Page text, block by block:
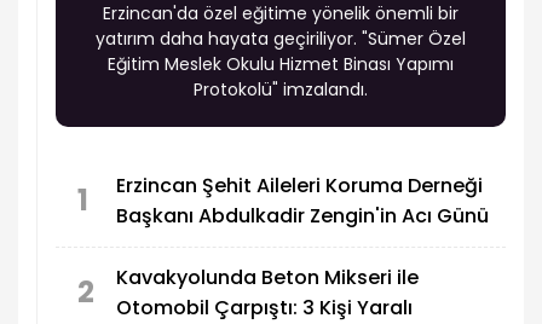
Erzincan'da özel eğitime yönelik önemli bir
yatırım daha hayata geçiriliyor. "Sümer Özel
Eğitim Meslek Okulu Hizmet Binası Yapımı
Protokolü" imzalandı.
1
Erzincan Şehit Aileleri Koruma Derneği
Başkanı Abdulkadir Zengin'in Acı Günü
2
Kavakyolunda Beton Mikseri ile
Otomobil Çarpıştı: 3 Kişi Yaralı